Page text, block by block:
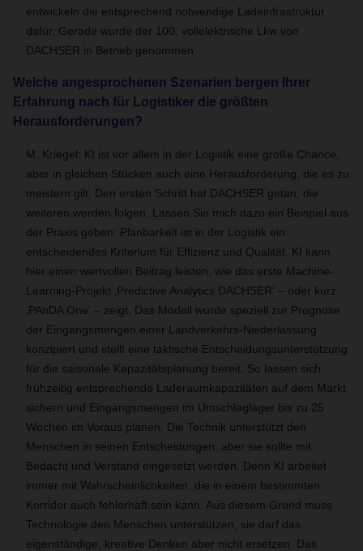
entwickeln die entsprechend notwendige Ladeinfrastruktur
dafür. Gerade wurde der 100. vollelektrische Lkw von
DACHSER in Betrieb genommen.
Welche angesprochenen Szenarien bergen Ihrer
Erfahrung nach für Logistiker die größten
Herausforderungen?
M. Kriegel: KI ist vor allem in der Logistik eine große Chance,
aber in gleichen Stücken auch eine Herausforderung, die es zu
meistern gilt. Den ersten Schritt hat DACHSER getan, die
weiteren werden folgen. Lassen Sie mich dazu ein Beispiel aus
der Praxis geben: Planbarkeit ist in der Logistik ein
entscheidendes Kriterium für Effizienz und Qualität. KI kann
hier einen wertvollen Beitrag leisten, wie das erste Machine-
Learning-Projekt ‚Predictive Analytics DACHSER‘ – oder kurz
‚PAnDA One‘ – zeigt. Das Modell wurde speziell zur Prognose
der Eingangsmengen einer Landverkehrs-Niederlassung
konzipiert und stellt eine taktische Entscheidungsunterstützung
für die saisonale Kapazitätsplanung bereit. So lassen sich
frühzeitig entsprechende Laderaumkapazitäten auf dem Markt
sichern und Eingangsmengen im Umschlaglager bis zu 25
Wochen im Voraus planen. Die Technik unterstützt den
Menschen in seinen Entscheidungen, aber sie sollte mit
Bedacht und Verstand eingesetzt werden. Denn KI arbeitet
immer mit Wahrscheinlichkeiten, die in einem bestimmten
Korridor auch fehlerhaft sein kann. Aus diesem Grund muss
Technologie den Menschen unterstützen, sie darf das
eigenständige, kreative Denken aber nicht ersetzen. Das